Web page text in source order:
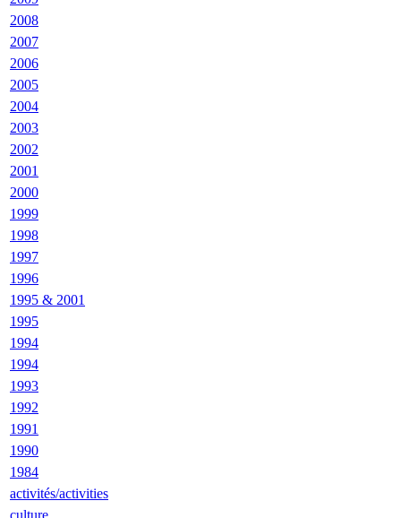
2008
2007
2006
2005
2004
2003
2002
2001
2000
1999
1998
1997
1996
1995 & 2001
1995
1994
1994
1993
1992
1991
1990
1984
activités/activities
culture